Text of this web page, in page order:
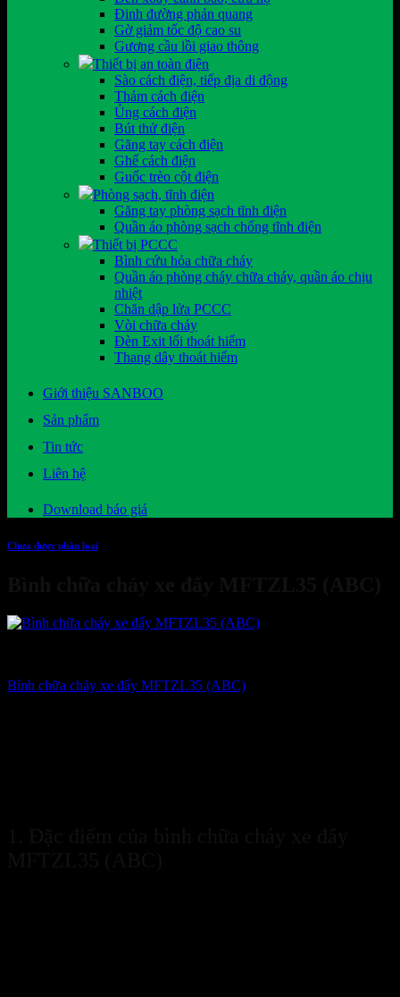
Đinh đường phản quang
Gờ giảm tốc độ cao su
Gương cầu lồi giao thông
Thiết bị an toàn điện
Sào cách điện, tiếp địa di động
Thảm cách điện
Ủng cách điện
Bút thử điện
Găng tay cách điện
Ghế cách điện
Guốc trèo cột điện
Phòng sạch, tĩnh điện
Găng tay phòng sạch tĩnh điện
Quần áo phòng sạch chống tĩnh điện
Thiết bị PCCC
Bình cứu hỏa chữa cháy
Quần áo phòng cháy chữa cháy, quần áo chịu
nhiệt
Chăn dập lửa PCCC
Vòi chữa cháy
Đèn Exit lối thoát hiểm
Thang dây thoát hiểm
Giới thiệu SANBOO
Sản phẩm
Tin tức
Liên hệ
Download báo giá
Chưa được phân loại
Bình chữa cháy xe đẩy MFTZL35 (ABC)